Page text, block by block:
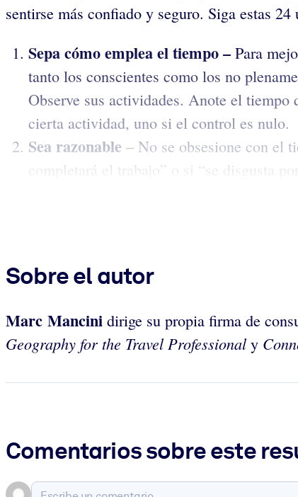
sentirse más confiado y seguro. Siga estas
Sepa cómo emplea el tiempo – Para
tanto los conscientes como los no
Observe sus actividades. Anote el tiempo
cierta actividad, uno si el control es nulo.
Sea razonable – No se obsesione con el
completará el trabajo” o si “se disgusta
Sobre el autor
Marc Mancini dirige su propia firma de
Geography for the Travel Professional y
Comentarios sobre este